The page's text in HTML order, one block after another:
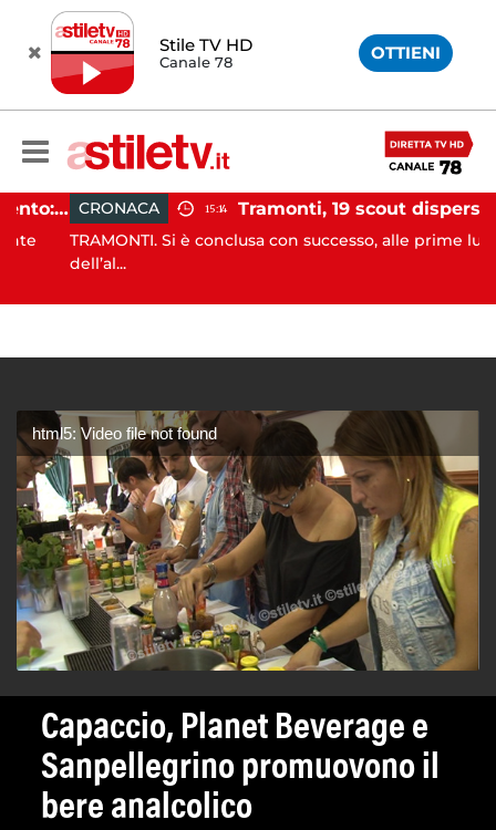
Stile TV HD
Canale 78 OTTIENI
Incidente agricolo nel Cilento: trattore si ribalta, muore 71enne CRONACA 15:14
TRAMONTI. Si è conclusa con successo, alle prime luci
dell’al...
html5: Video file not found
Capaccio, Planet Beverage e
Sanpellegrino promuovono il
bere analcolico